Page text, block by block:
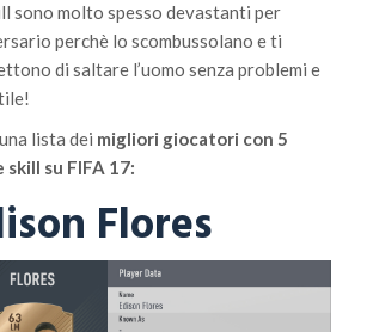
sono molto spesso devastanti per
perchè lo scombussolano e ti
di saltare l’uomo senza problemi e
lista dei migliori giocatori con 5
skill su FIFA 17:
Flores